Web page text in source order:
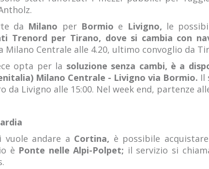
da Milano per Bormio e Livigno, le
Trenord per Tirano, dove si cambia con
Milano Centrale alle 4.20, ultimo convoglio da
opta per la soluzione senza cambi, è a
Milano Centrale - Livigno via Bormio. Il
da Livigno alle 15:00. Nel week end, partenze
vuole andare a Cortina, è possibile
è Ponte nelle Alpi-Polpet; il servizio si